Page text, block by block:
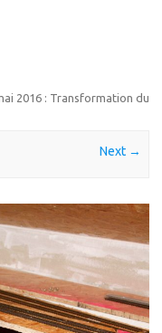
2016 : Transformation du
Next →